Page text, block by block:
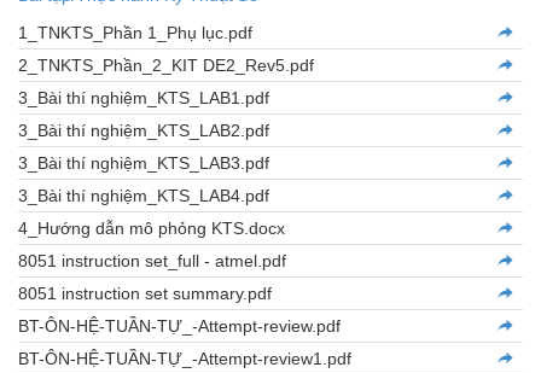
1_TNKTS_Phần 1_Phụ lục.pdf
2_TNKTS_Phần_2_KIT DE2_Rev5.pdf
3_Bài thí nghiệm_KTS_LAB1.pdf
3_Bài thí nghiệm_KTS_LAB2.pdf
3_Bài thí nghiệm_KTS_LAB3.pdf
3_Bài thí nghiệm_KTS_LAB4.pdf
4_Hướng dẫn mô phỏng KTS.docx
8051 instruction set_full - atmel.pdf
8051 instruction set summary.pdf
BT-ÔN-HỆ-TUẦN-TỰ_-Attempt-review.pdf
BT-ÔN-HỆ-TUẦN-TỰ_-Attempt-review1.pdf